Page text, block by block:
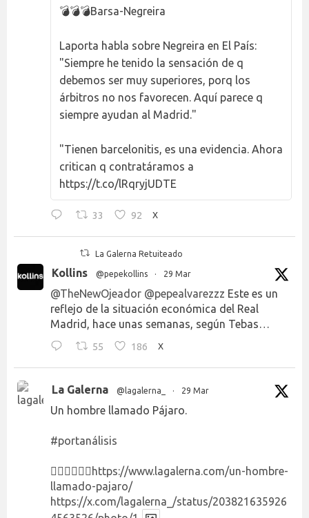
💣💣💣Barsa-Negreira
Laporta habla sobre Negreira en El País:
"Siempre he tenido la sensación de q
debemos ser muy superiores, porq los
árbitros no nos favorecen. Aquí parece q
siempre ayudan al Madrid."
"Tienen barcelonitis, es una evidencia. Ahora
critican q contratáramos a
https://t.co/lRqryjUDTE
33 92 X
La Galerna Retuiteado
Kollins @pepekollins · 29 Mar
@TheNewOjeador @pepealvarezzz Este es un
reflejo de la situación económica del Real
Madrid, hace unas semanas, según Tebas…
55 186 X
La Galerna @lagalerna_ · 29 Mar
Un hombre llamado Pájaro.
#portanálisis
👉🏻👉🏻👉🏻 https://www.lagalerna.com/un-hombre-
llamado-pajaro/
https://x.com/lagalerna_/status/203821635926